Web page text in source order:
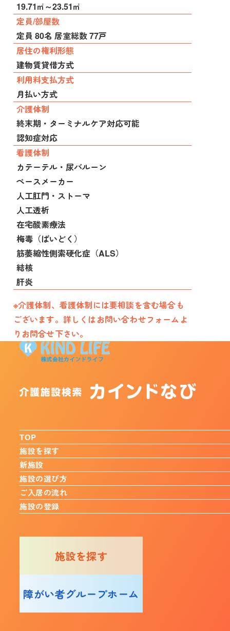
19.71㎡～23.51㎡
定員/部屋数
定員 80名 居室総数 77戸
居住の権利形態
建物賃貸借方式
利用料支払方式
月払い方式
介護体制
終末期・ターミナルケア対応可能
認知症対応
看護体制
カテーテル・尿バルーン
ペースメーカー
人工肛門・ストーマ
人工透析
在宅酸素療法
梅毒（ばいどく）
筋萎縮性側索硬化症（ALS）
結核
肝炎
※介護体制、看護体制には要相談を含む場合も
ございます。詳しくはお問い合わせフォームよ
りお問合せ下さい。
TOP
施設を探す
新施設
施設の選び方
ご入居の流れ
施設の登録
施設を探す
障がい者グループホーム